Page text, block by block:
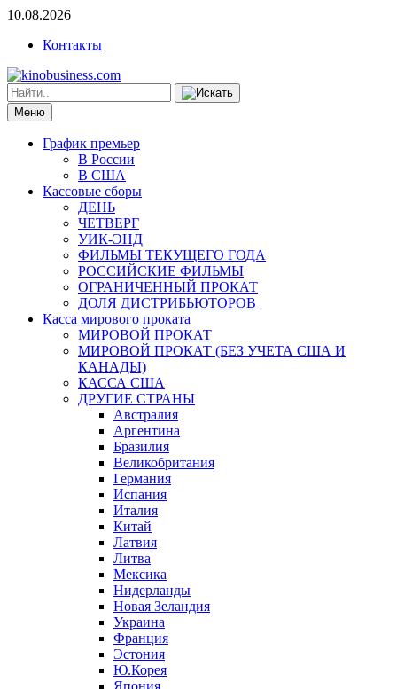
10.08.2026
Контакты
Меню
График премьер
В России
В США
Кассовые сборы
ДЕНЬ
ЧЕТВЕРГ
УИК-ЭНД
ФИЛЬМЫ ТЕКУЩЕГО ГОДА
РОССИЙСКИЕ ФИЛЬМЫ
ОГРАНИЧЕННЫЙ ПРОКАТ
ДОЛЯ ДИСТРИБЬЮТОРОВ
Касса мирового проката
МИРОВОЙ ПРОКАТ
МИРОВОЙ ПРОКАТ (БЕЗ УЧЕТА США И
КАНАДЫ)
КАССА США
ДРУГИЕ СТРАНЫ
Австралия
Аргентина
Бразилия
Великобритания
Германия
Испания
Италия
Китай
Латвия
Литва
Мексика
Нидерланды
Новая Зеландия
Украина
Франция
Эстония
Ю.Корея
Япония